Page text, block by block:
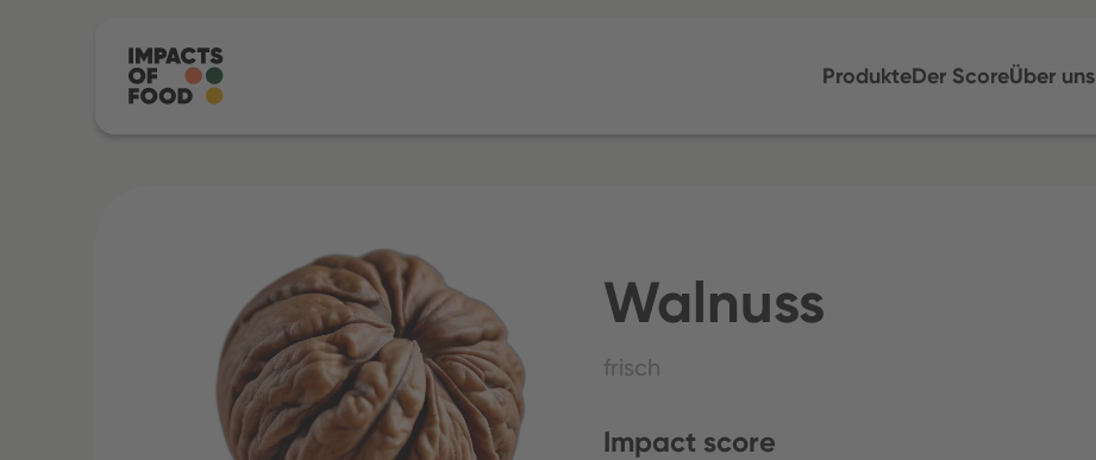
ProdukteDer ScoreÜber uns
Walnuss
frisch
Impact score